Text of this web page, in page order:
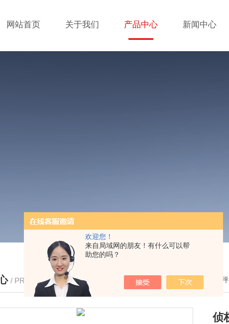
欢迎您！
来自局域网的朋友！有什么可以帮
助您的吗？
网站首页 关于我们 产品中心 新闻中心
/ PRODUCTS 首页> 产品中心> 电子吊秤
侦